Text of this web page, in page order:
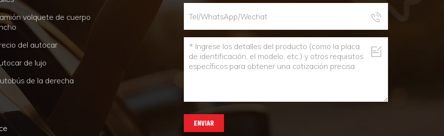
volquete de cuerpo
del autocar
de lujo
de la derecha
ENVIAR